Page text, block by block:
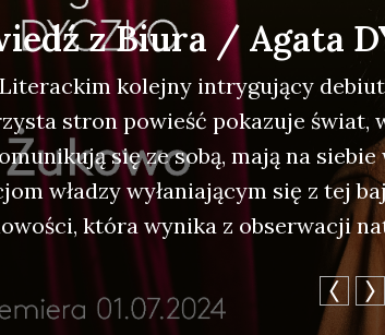
z Biura / Agata
kolej­ny intry­gu­ją­cy
stron powieść poka­zu­je świat,
się ze sobą, mają na
wła­dzy wyła­nia­ją­cym się z tej
któ­ra wyni­ka z obser­wa­cji